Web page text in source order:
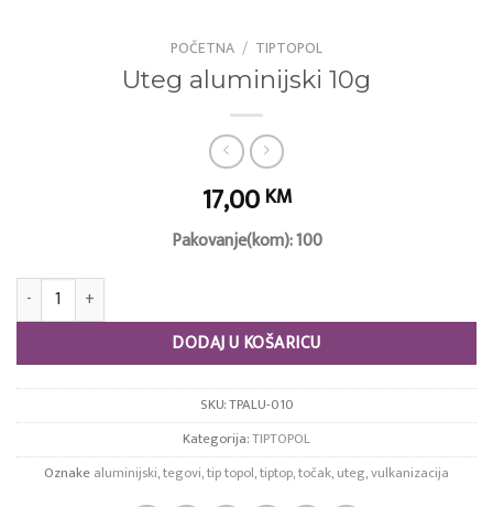
POČETNA / TIPTOPOL
Uteg aluminijski 10g
17,00 KM
Pakovanje(kom): 100
Uteg aluminijski 10g količina
DODAJ U KOŠARICU
SKU:TPALU-010
Kategorija:TIPTOPOL
Oznakealuminijski,tegovi,tip topol,tiptop,točak,uteg,vulkanizacija